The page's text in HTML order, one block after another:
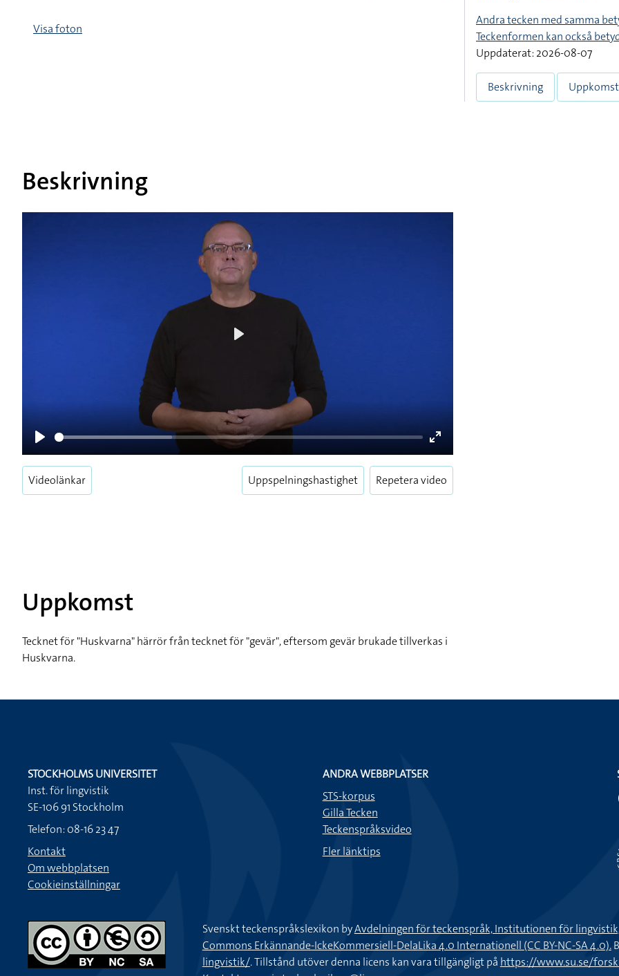
Visa foton
Andra tecken med samma
Teckenformen kan också
Uppdaterat: 2026-08-07
Beskrivning Uppkomst
Beskrivning
Play
Enter
fullscreen
Videolänkar Uppspelningshastighet Repetera video
Uppkomst
Tecknet för "Huskvarna" härrör från tecknet för "gevär", eftersom gevär brukade tillverkas i
Huskvarna.
STOCKHOLMS UNIVERSITET
Inst. för lingvistik
SE-106 91 Stockholm
Telefon: 08-16 23 47
Kontakt
Om webbplatsen
Cookieinställningar
ANDRA WEBBPLATSER
STS-korpus
Gilla Tecken
Teckenspråksvideo
Fler länktips
Svenskt teckenspråkslexikon byAvdelningen för teckenspråk, Institutionen för
Commons Erkännande-IckeKommersiell-DelaLika 4.0 Internationell (CC BY-NC-SA 4.0).
lingvistik/. Tillstånd utöver denna licens kan vara tillgängligt på https://www.su.se/